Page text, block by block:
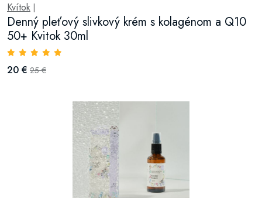
Kvítok
Denný pleťový slivkový krém s kolagénom a Q10
50+ Kvitok 30ml
20 € 25 €